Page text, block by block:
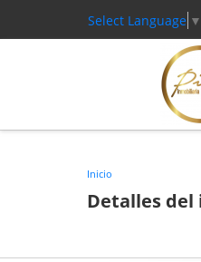
Select Language ▼
Inicio
Detalles del